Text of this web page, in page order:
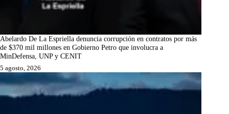
Abelardo De La Espriella denuncia corrupción en contratos por más
de $370 mil millones en Gobierno Petro que involucra a
MinDefensa, UNP y CENIT
5 agosto, 2026